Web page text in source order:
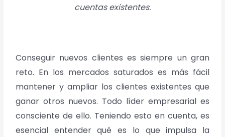
cuentas existentes.
Conseguir nuevos clientes es siempre un gran
reto. En los mercados saturados es más fácil
mantener y ampliar los clientes existentes que
ganar otros nuevos. Todo líder empresarial es
consciente de ello. Teniendo esto en cuenta, es
esencial entender qué es lo que impulsa la